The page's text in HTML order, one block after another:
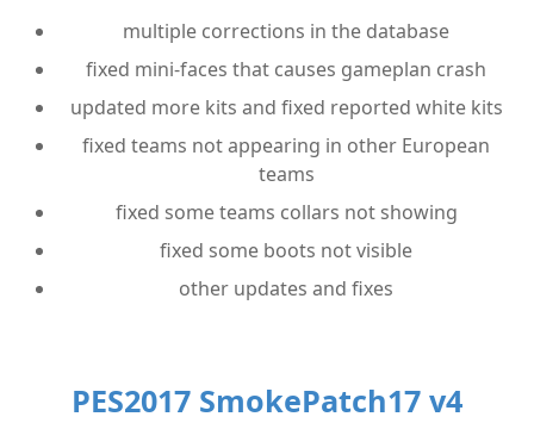
multiple corrections in the database
fixed mini-faces that causes gameplan crash
updated more kits and fixed reported white kits
fixed teams not appearing in other European
teams
fixed some teams collars not showing
fixed some boots not visible
other updates and fixes
PES2017 SmokePatch17 v4